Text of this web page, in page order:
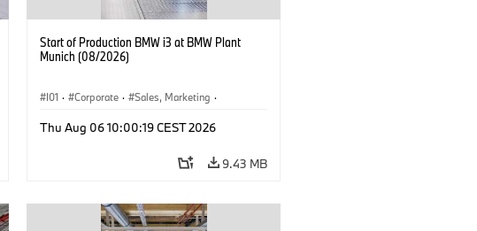
Start of Production BMW i3 at BMW Plant
Munich (08/2026)
I01 · Corporate · Sales, Marketing ·
Thu Aug 06 10:00:19 CEST 2026
9.43 MB